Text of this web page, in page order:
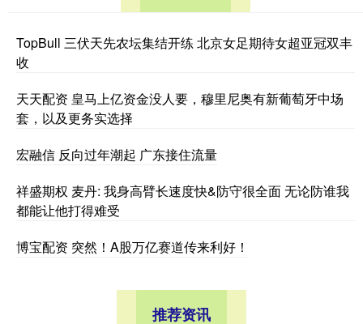
TopBull 三伏天先农坛集结开练 北京女足期待女超亚冠双丰
收
天天配资 皇马上亿资金没人要，穆里尼奥有新葡萄牙中场
套，以及更务实选择
宏融信 反向过年潮起 广东接住流量
祥盛期权 麦丹: 我身高臂长速度快&防守很全面 无论防谁我
都能让他打得难受
博宝配资 突然！A股万亿赛道传来利好！
推荐资讯